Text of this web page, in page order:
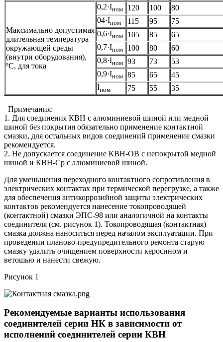
Максимально допустимая
длительная температура
окружающей среды
(внутри оборудования),
ºС, для тока
0,2·Iном 120 100
80
04·Iном 115 95
75
0,6·Iном 105 85
65
0,7·Iном 100 80
60
0,8·Iном 93 73
53
0,9·Iном 85 65
45
Iном 75 55 35
Примечания:
1. Для соединения КВН с алюминиевой шиной или медной
шиной без покрытия обязательно применение контактной
смазки, для остальных видов соединений применение смазки
рекомендуется.
2. Не допускается соединение КВН-ОВ с непокрытой медной
шиной и КВН-Ср с алюминиевой шиной.
Для уменьшения переходного контактного сопротивления в
электрических контактах при термической перегрузке, а также
для обеспечения антикоррозийной защиты электрических
контактов рекомендуется нанесение токопроводящей
(контактной) смазки ЭПС-98 или аналогичной на контакты
соединителя (см. рисунок 1). Токопроводящая (контактная)
смазка должна наноситься перед началом эксплуатации. При
проведении планово-предупредительного ремонта старую
смазку удалить очищением поверхности керосином и
ветошью и нанести свежую.
Рисунок 1
Рекомендуемые варианты использования
соединителей серии НК в зависимости от
исполнений соединителей серии КВН